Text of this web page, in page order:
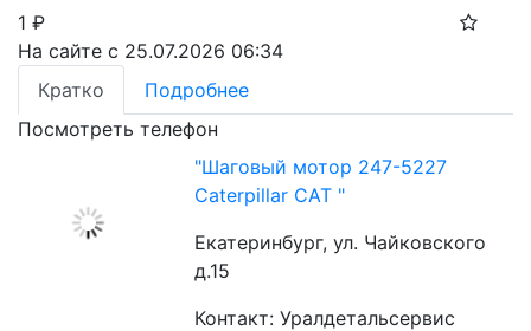
1 ₽
На сайте с 25.07.2026 06:34
Кратко
Подробнее
Посмотреть телефон
"Шаговый мотор 247-5227
Caterpillar CAT "
Екатеринбург, ул. Чайковского
д.15
Контакт: Уралдетальсервис